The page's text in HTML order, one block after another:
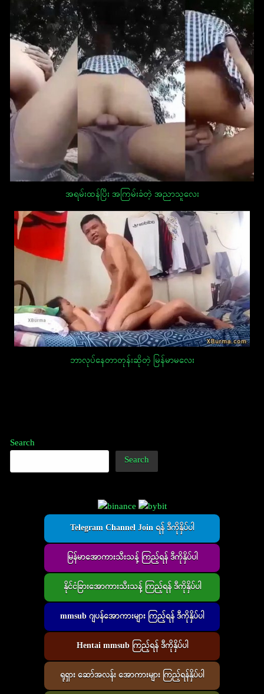
အရမ်းထန်ပြီး အကြမ်းခံတဲ့ အညာသူလေး
ဘာလုပ်နေတာတုန်းဆိုတဲ့ မြန်မာမလေး
Search
Search
Telegram Channel Join ရန် ဒီကိုနှိပ်ပါ
မြန်မာအောကားသီးသန့် ကြည့်ရန် ဒီကိုနှိပ်ပါ
နိုင်ငံခြားအောကားသီးသန့် ကြည့်ရန် ဒီကိုနှိပ်ပါ
mmsub ဂျပန်အောကားများ ကြည့်ရန် ဒီကိုနှိပ်ပါ
Hentai mmsub ကြည့်ရန် ဒီကိုနှိပ်ပါ
ရုရှား ဆော်အလန်း အောကားများ ကြည့်ရန်နှိပ်ပါ